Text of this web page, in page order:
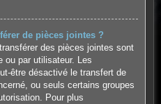
de pièces jointes ?
des pièces jointes sont
ou par utilisateur. Les
être désactivé le transfert de
ou seuls certains groupes
Pour plus